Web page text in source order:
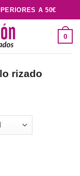
A 50€
0
rizado